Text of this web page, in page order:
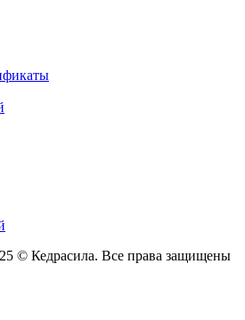
© Кедрасила. Все права защищены